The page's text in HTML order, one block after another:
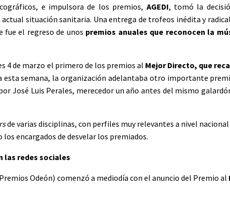
e impulsora de los premios, AGEDI, tomó la
situación sanitaria. Una entrega de trofeos inédita y
fue el regreso de unos premios anuales que reconocen la
4 de marzo el primero de los premios al Mejor Directo, que
esta semana, la organización adelantaba otro importante
José Luis Perales, merecedor un año antes del mismo
de varias disciplinas, con perfiles muy relevantes a nivel
encargados de desvelar los premiados.
las redes sociales
Odeón) comenzó a mediodía con el anuncio del Premio al